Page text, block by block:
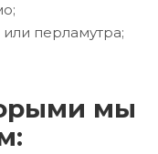
перламутра;
мы